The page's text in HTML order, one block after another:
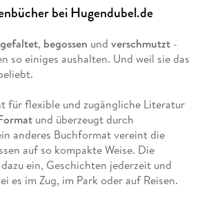
bei Hugendubel.de
gefaltet, begossen und verschmutzt-
so einiges aushalten. Und weil sie das
für flexible und zugängliche Literatur
und überzeugt durch
anderes Buchformat vereint die
auf so kompakte Weise. Die
ein, Geschichten jederzeit und
es im Zug, im Park oder auf Reisen.